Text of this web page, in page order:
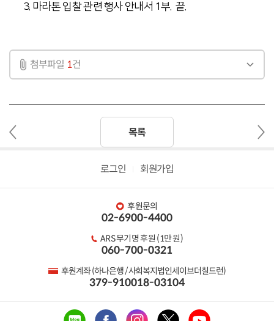
3. 마라톤 입찰 관련 행사 안내서 1부. 끝.
첨부파일 1건
목록
로그인
회원가입
후원문의
02-6900-4400
ARS 무기명 후원 (1만 원)
060-700-0321
후원계좌 (하나은행 / 사회복지법인세이브더칠드런)
379-910018-03104